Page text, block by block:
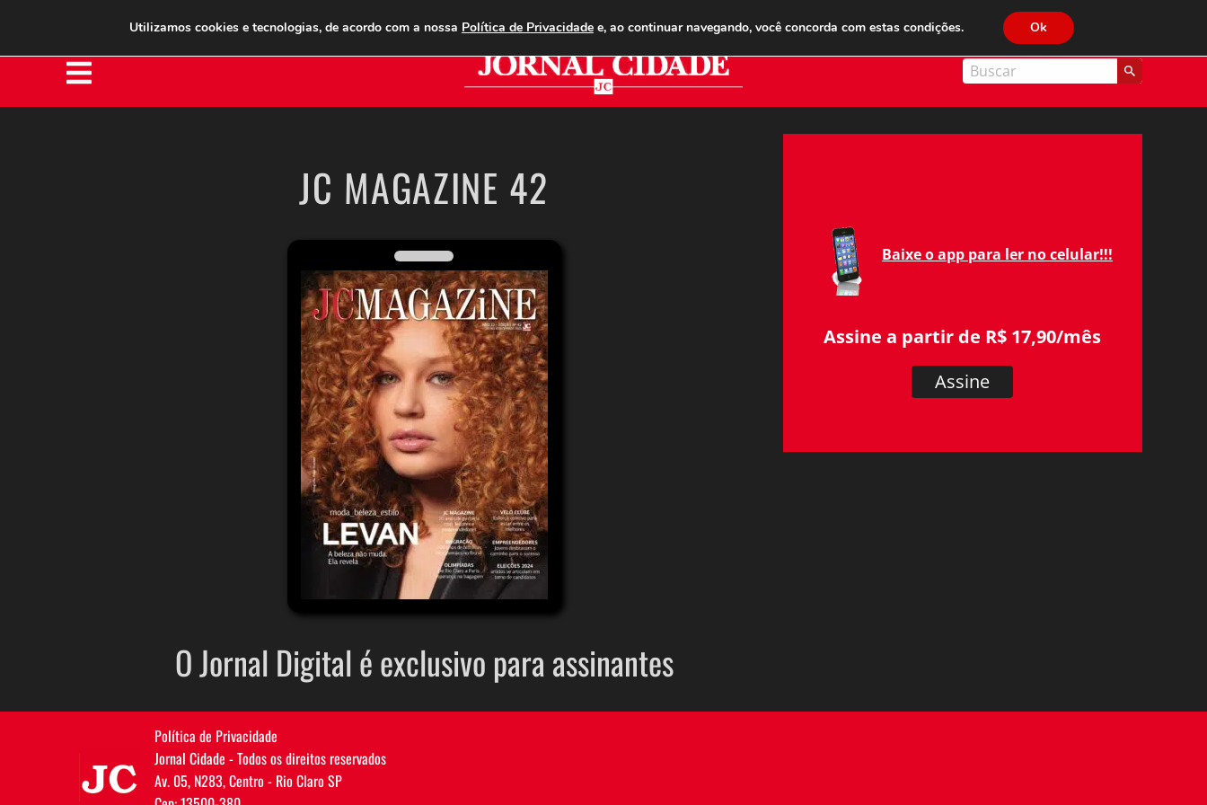
Clube do Assinante Área do Assinante ANUNCIE ASSINE CONTATO PUBLICIDADE LEGAL JC FM 89.1
JC MAGAZINE 42
O Jornal Digital é exclusivo para assinantes
Baixe o app para ler no celular!!!
Assine a partir de R$ 17,90/mês
Assine
JC
Política de Privacidade
Jornal Cidade - Todos os direitos reservados
Av. 05, N283, Centro - Rio Claro SP
Utilizamos cookies e tecnologias, de acordo com a nossa Política de Privacidadee, ao continuar navegando, você concorda com estas condições. Ok